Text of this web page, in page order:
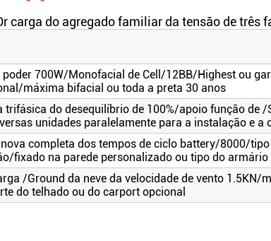
carga do agregado familiar da tensão de três
poder 700W/Monofacial de Cell/12BB/Highest ou
máxima bifacial ou toda a preta 30 anos
trifásica do desequilíbrio de 100%/apoio função de
unidades paralelamente para a instalação e a
completa dos tempos de ciclo battery/8000/
fixado na parede personalizado ou tipo do armário
/Ground da neve da velocidade de vento 1.5KN/
do telhado ou do carport opcional